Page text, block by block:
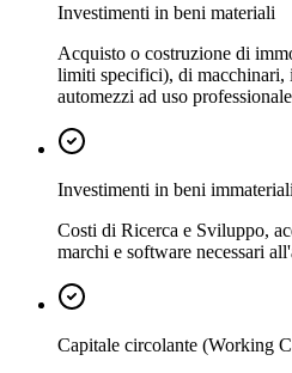
Investimenti in beni materiali
Acquisto o costruzione di
limiti specifici), di macchinari,
automezzi ad uso
Investimenti in beni immateriali
Costi di Ricerca e Sviluppo,
marchi e software necessari
Capitale circolante (Working